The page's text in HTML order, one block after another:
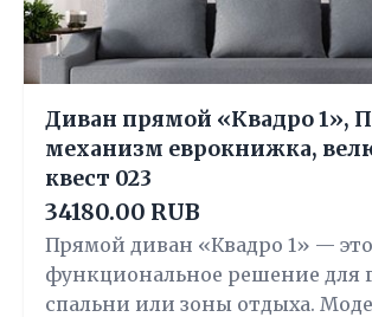
Диван прямой «Квадро 1»,
механизм еврокнижка,
квест 023
34180.00 RUB
Прямой диван «Квадро 1» — это
функциональное решение для
спальни или зоны отдыха.